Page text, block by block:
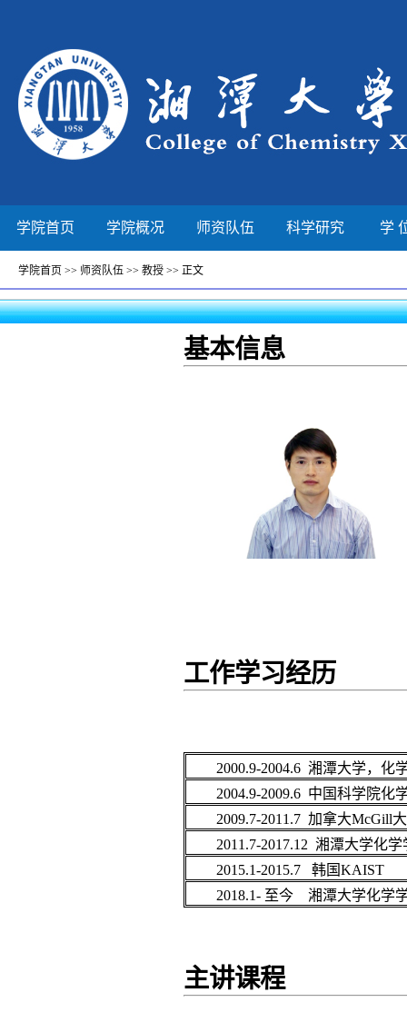
学院首页 学院概况 师资队伍 科学研究 学
学院首页 >> 师资队伍 >> 教授 >> 正文
基本信息
工作学习经历
2000.9-2004.6 湘潭大学，化
2004.9-2009.6 中国科学院化
2009.7-2011.7 加拿大McGill
2011.7-2017.12 湘潭大学化学
2015.1-2015.7
韩国KAIST
2018.1- 至今
湘潭大学化学
主讲课程